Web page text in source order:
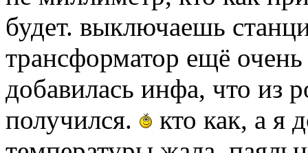
будет. выключаешь
трансформатор ещё
добавилась инфа, что из
получился.
кто как, а я